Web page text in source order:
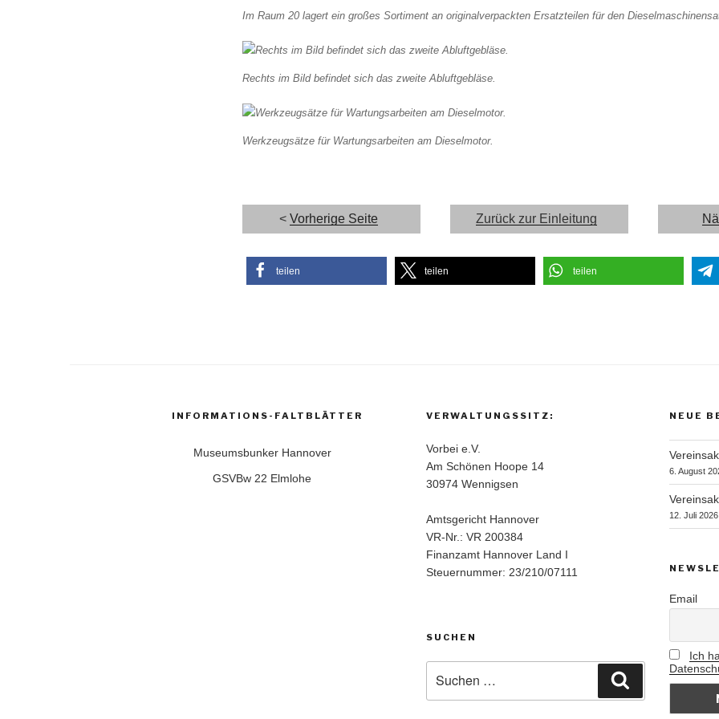
Im Raum 20 lagert ein großes Sortiment an originalverpackten Ersatzteilen für den
Rechts im Bild befindet sich das zweite Abluftgebläse.
Werkzeugsätze für Wartungsarbeiten am Dieselmotor.
<Vorherige Seite Zurück zur Einleitung
teilen teilen teilen
INFORMATIONS-FALTBLÄTTER
Museumsbunker Hannover
GSVBw 22 Elmlohe
VERWALTUNGSSITZ:
Vorbei e.V.
Am Schönen Hoope 14
30974 Wennigsen
Amtsgericht Hannover
VR-Nr.: VR 200384
Finanzamt Hannover Land I
Steuernummer: 23/210/07111
SUCHEN
nach:
Suchen
NEUE
6. August
12. Juli 2026
Email
Ich